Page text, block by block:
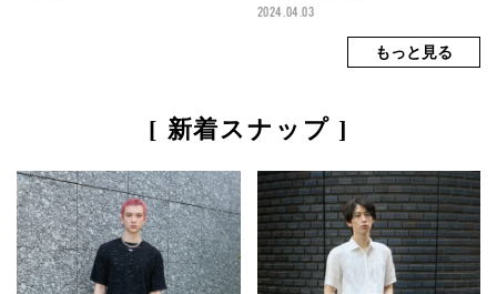
2024.04.03
[ 新着スナップ ]